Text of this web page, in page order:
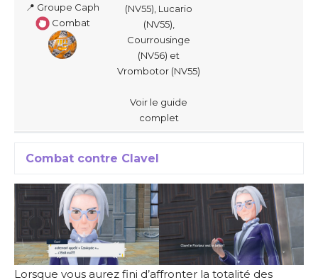
📍 Groupe Caph
Combat
(NV55), Lucario
(NV55),
Courrousinge
(NV56) et
Vrombotor (NV55)
Voir le guide
complet
Combat contre Clavel
Lorsque vous aurez fini d’affronter la totalité des